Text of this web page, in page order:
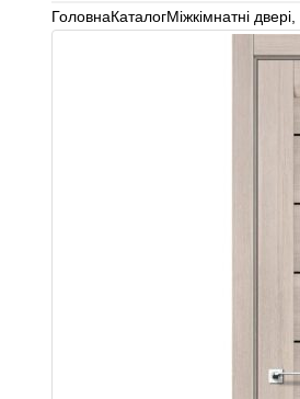
ГоловнаКаталогМіжкімнатні двері